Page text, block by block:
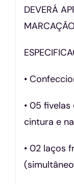
DEVERÁ
•
• 05
cintura e
• 02 laços